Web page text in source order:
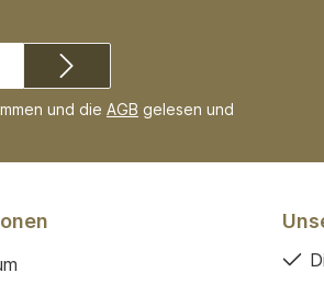
und die AGB gelesen und